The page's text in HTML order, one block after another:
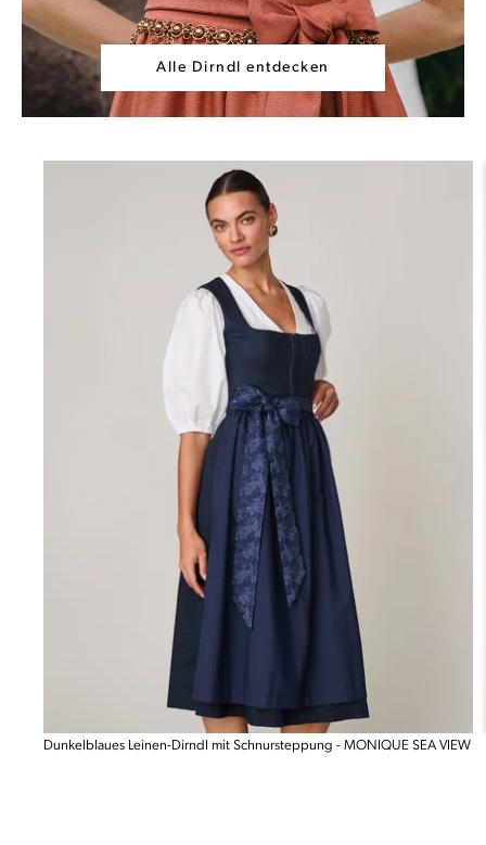
Alle Dirndl entdecken
Dunkelblaues Leinen-Dirndl mit Schnursteppung - MONIQUE SEA VIEW